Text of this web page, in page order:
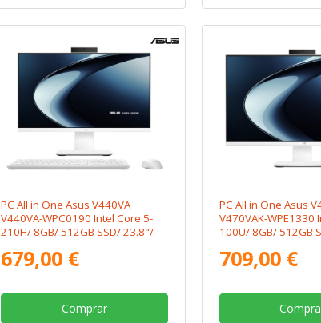
PC All in One Asus V440VA
V440VA-WPC0190 Intel Core 5-
210H/ 8GB/ 512GB SSD/ 23.8"/
679,00 €
Comprar
PC All in One Asus
V470VAK-WPE1330
100U/ 8GB/ 512GB
709,00 €